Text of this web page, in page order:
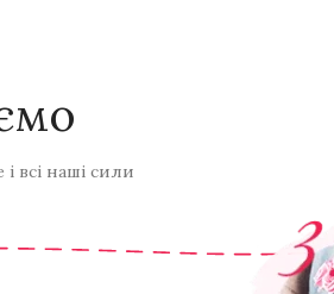
всі наші сили